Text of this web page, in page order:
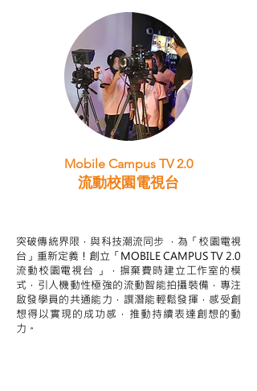
Mobile Campus TV 2.0
流動校園電視台
突破傳統界限，與科技潮流同步 ，為「校園電視
台」重新定義！創立「MOBILE CAMPUS TV 2.0
流動校園電視台 」，摒棄費時建立工作室的模
式，引人機動性極強的流動智能拍攝裝備，專注
啟發學員的共通能力，譔潛能輕鬆發揮，感受創
想得以實現的成功感，推動持續表達創想的動
力。